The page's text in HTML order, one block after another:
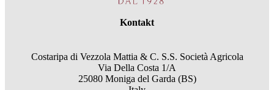
Kontakt
Costaripa di Vezzola Mattia & C. S.S. Società Agricola
Via Della Costa 1/A
25080 Moniga del Garda (BS)